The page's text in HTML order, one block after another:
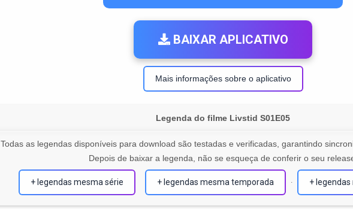
BAIXAR APLICATIVO
Mais informações sobre o aplicativo
Legenda do filme Livstid S01E05
Todas as legendas disponíveis para download são testadas e verificadas, garantindo
Depois de baixar a legenda, não se esqueça de conferir o seu
+ legendas mesma série + legendas mesma temporada · +